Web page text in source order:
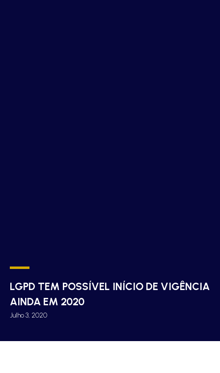
LGPD TEM POSSÍVEL INÍCIO DE VIGÊNCIA
AINDA EM 2020
Julho 3, 2020